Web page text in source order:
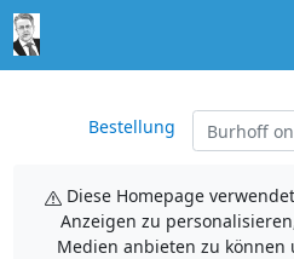
Bestellung
Diese Homepage
Anzeigen zu
Medien anbieten zu